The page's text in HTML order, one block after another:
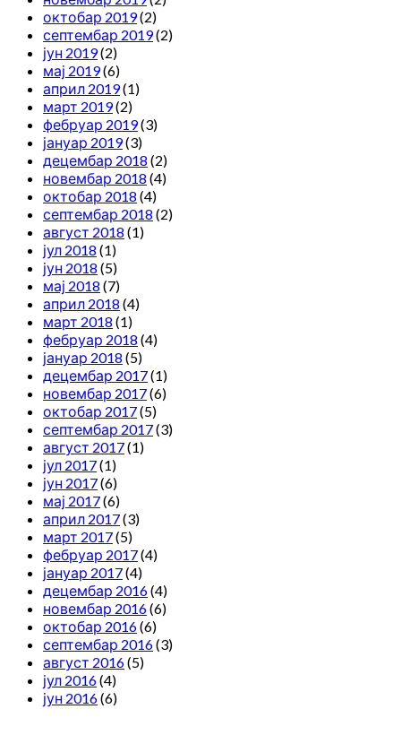
октобар 2019(2)
септембар 2019(2)
јун 2019(2)
мај 2019(6)
април 2019(1)
март 2019(2)
фебруар 2019(3)
јануар 2019(3)
децембар 2018 (2)
новембар 2018 (4)
октобар 2018 (4)
септембар 2018 (2)
август 2018 (1)
јул 2018 (1)
јун 2018 (5)
мај 2018 (7)
април 2018 (4)
март 2018 (1)
фебруар 2018 (4)
јануар 2018 (5)
децембар 2017(1)
новембар 2017(6)
октобар 2017(5)
септембар 2017(3)
август 2017(1)
јул 2017(1)
јун 2017(6)
мај 2017(6)
април 2017(3)
март 2017(5)
фебруар 2017(4)
јануар 2017(4)
децембар 2016(4)
новембар 2016(6)
октобар 2016(6)
септембар 2016(3)
август 2016(5)
јул 2016(4)
јун 2016(6)